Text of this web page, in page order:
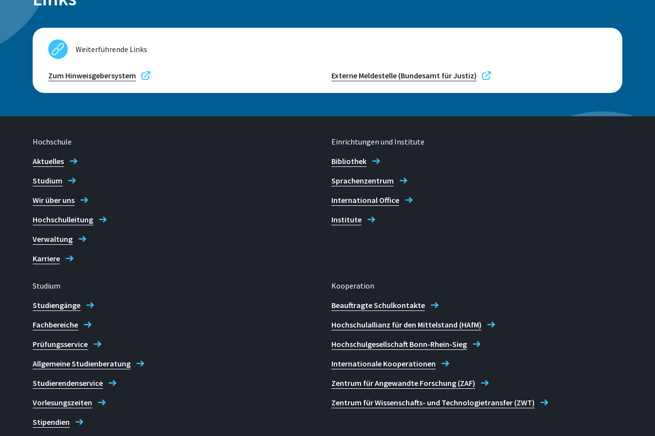
Adresse
Grantham-Allee 20
53757, Sankt Augustin
Telefon
+49 2241 865 9910
Diana Strasser
Weiterführende Links
Zum Hinweisgebersystem Externe Meldestelle (Bundesamt für Justiz)
Hochschule
Aktuelles
Studium
Wir über uns
Hochschulleitung
Verwaltung
Karriere
Einrichtungen und Institute
Bibliothek
Sprachenzentrum
International Office
Institute
Studium
Studiengänge
Fachbereiche
Prüfungsservice
Allgemeine Studienberatung
Studierendenservice
Vorlesungszeiten
Stipendien
Kooperation
Beauftragte Schulkontakte
Hochschulallianz für den Mittelstand (HAfM)
Hochschulgesellschaft Bonn-Rhein-Sieg
Internationale Kooperationen
Zentrum für Angewandte Forschung (ZAF)
Zentrum für Wissenschafts- und Technologietransfer (ZWT)